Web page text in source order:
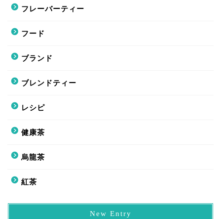
フレーバーティー
フード
ブランド
ブレンドティー
レシピ
健康茶
烏龍茶
紅茶
New Entry